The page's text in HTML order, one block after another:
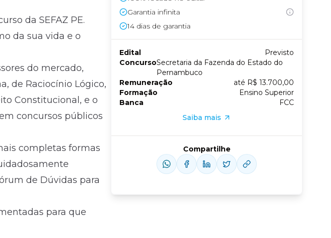
da SEFAZ PE.
da sua vida e o
do mercado,
de Raciocínio Lógico,
Constitucional, e o
concursos públicos
completas formas
de Dúvidas para
para que
Garantia infinita
14 dias de garantia
Edital
Previsto
ConcursoSecretaria da Fazenda do Estado do
Pernambuco
Remuneração
até R$ 13.700,00
Formação
Ensino Superior
Banca
FCC
Saiba mais
Compartilhe